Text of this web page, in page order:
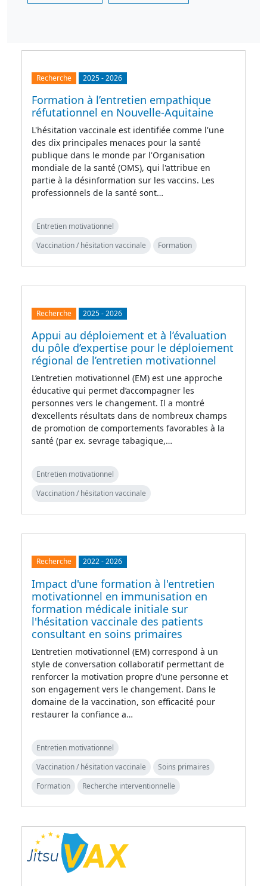
Recherche 2025-2026
Formation à l’entretien empathique
réfutationnel en Nouvelle-Aquitaine
L'hésitation vaccinale est identifiée comme l'une
des dix principales menaces pour la santé
publique dans le monde par l'Organisation
mondiale de la santé (OMS), qui l'attribue en
partie à la désinformation sur les vaccins. Les
professionnels de la santé sont…
Entretien motivationnel
Vaccination / hésitation vaccinale
Formation
Recherche 2025-2026
Appui au déploiement et à l’évaluation
du pôle d’expertise pour le déploiement
régional de l’entretien motivationnel
L’entretien motivationnel (EM) est une approche
éducative qui permet d’accompagner les
personnes vers le changement. Il a montré
d’excellents résultats dans de nombreux champs
de promotion de comportements favorables à la
santé (par ex. sevrage tabagique,…
Entretien motivationnel
Vaccination / hésitation vaccinale
Recherche 2022-2026
Impact d'une formation à l'entretien
motivationnel en immunisation en
formation médicale initiale sur
l'hésitation vaccinale des patients
consultant en soins primaires
L’entretien motivationnel (EM) correspond à un
style de conversation collaboratif permettant de
renforcer la motivation propre d’une personne et
son engagement vers le changement. Dans le
domaine de la vaccination, son efficacité pour
restaurer la confiance a…
Entretien motivationnel
Vaccination / hésitation vaccinale
Soins primaires
Formation
Recherche interventionnelle